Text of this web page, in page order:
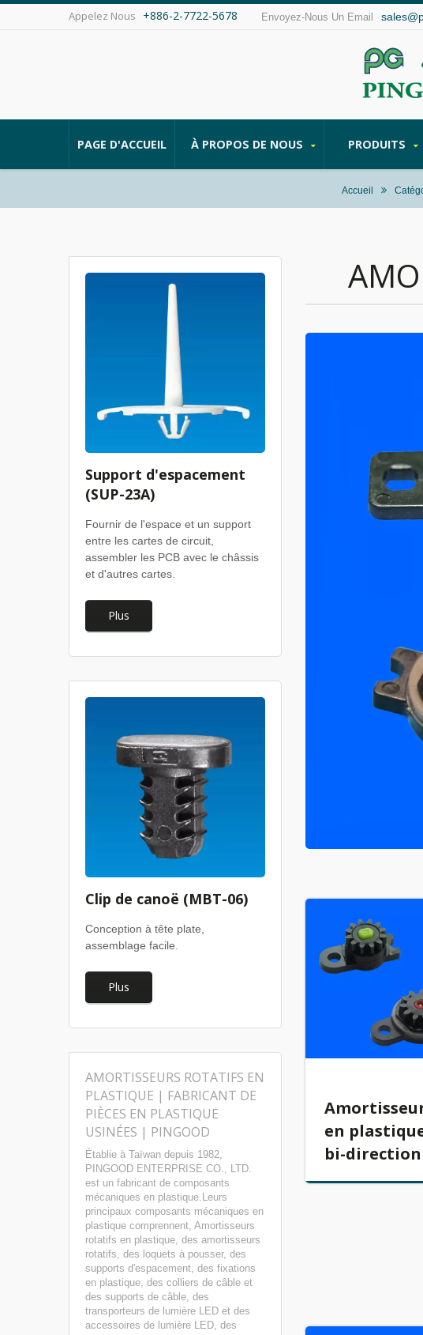
Appelez Nous +886-2-7722-5678 Envoyez-Nous Un Email
PAGE D'ACCUEIL À PROPOS DE NOUS PRODUITS
Accueil
Support d'espacement
(SUP-23A)
Fournir de l'espace et un support
entre les cartes de circuit,
assembler les PCB avec le châssis
et d'autres cartes.
Plus
Clip de canoë (MBT-06)
Conception à tête plate,
assemblage facile.
Plus
AMORTISSEURS ROTATIFS EN
PLASTIQUE | FABRICANT DE
PIÈCES EN PLASTIQUE
USINÉES | PINGOOD
Établie à Taïwan depuis 1982,
PINGOOD ENTERPRISE CO., LTD.
est un fabricant de composants
mécaniques en plastique.Leurs
principaux composants mécaniques en
plastique comprennent, Amortisseurs
rotatifs en plastique, des amortisseurs
rotatifs, des loquets à pousser, des
supports d'espacement, des fixations
en plastique, des colliers de câble et
des supports de câble, des
transporteurs de lumière LED et des
accessoires de lumière LED, des
en
bi-